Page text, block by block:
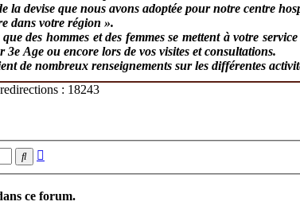
la devise que nous avons adoptée pour notre centre
dans votre région ».
que des hommes et des femmes se mettent à votre
3e Age ou encore lors de vos visites et consultations.
de nombreux renseignements sur les différentes
: 18243
Rechercher
ce forum.